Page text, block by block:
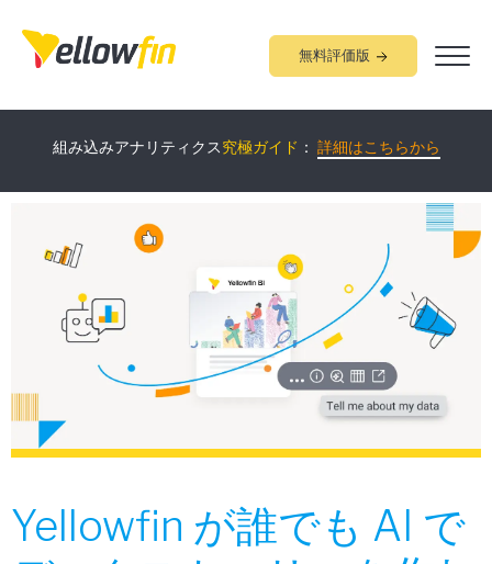
無料評価版
Yellowfinについて60分で学べる オンラインデモ
はこちらから
組み込みアナリティクス究極ガイド ： 詳細はこちらから
Yellowfin が誰でも AI で